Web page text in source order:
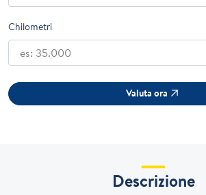
Chilometri
Valuta ora
Descrizione